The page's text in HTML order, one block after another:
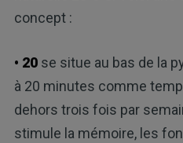
concept :
• 20se situe au bas de la
à 20 minutes comme
dehors trois fois par
stimule la mémoire, les